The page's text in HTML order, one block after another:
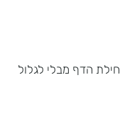
הדף מבלי לגלול